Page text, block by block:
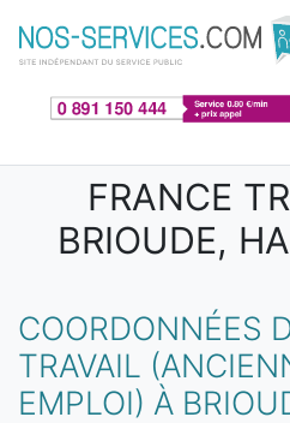
Aller au contenu principal
FRANCE
BRIOUDE,
COORDONNÉES
TRAVAIL
EMPLOI) À